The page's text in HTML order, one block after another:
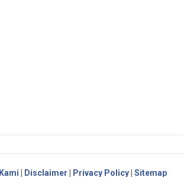
Disclaimer Privacy Policy Sitemap